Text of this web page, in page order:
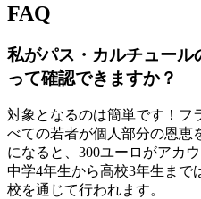
FAQ
私がパス・カルチュー
って確認できますか？
対象となるのは簡単です！フ
べての若者が個人部分の恩恵
になると、300ユーロがアカ
中学4年生から高校3年生まで
校を通じて行われます。